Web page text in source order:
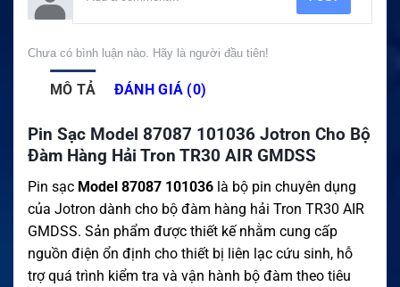
Chưa có bình luận nào. Hãy là người đầu tiên!
MÔ TẢ ĐÁNH GIÁ (0)
Pin Sạc Model 87087 101036 Jotron Cho Bộ
Đàm Hàng Hải Tron TR30 AIR GMDSS
Pin sạc Model 87087 101036 là bộ pin chuyên dụng
của Jotron dành cho bộ đàm hàng hải Tron TR30 AIR
GMDSS. Sản phẩm được thiết kế nhằm cung cấp
nguồn điện ổn định cho thiết bị liên lạc cứu sinh, hỗ
trợ quá trình kiểm tra và vận hành bộ đàm theo tiêu